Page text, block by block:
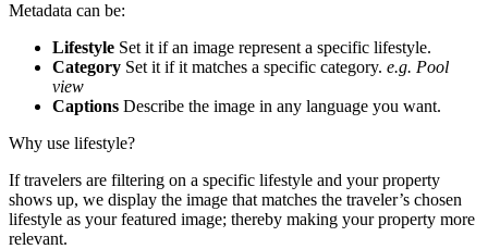
Metadata can be:
Lifestyle Set it if an image represent a specific lifestyle.
Category Set it if it matches a specific category. e.g. Pool
view
Captions Describe the image in any language you want.
Why use lifestyle?
If travelers are filtering on a specific lifestyle and your property
shows up, we display the image that matches the traveler’s chosen
lifestyle as your featured image; thereby making your property more
relevant.